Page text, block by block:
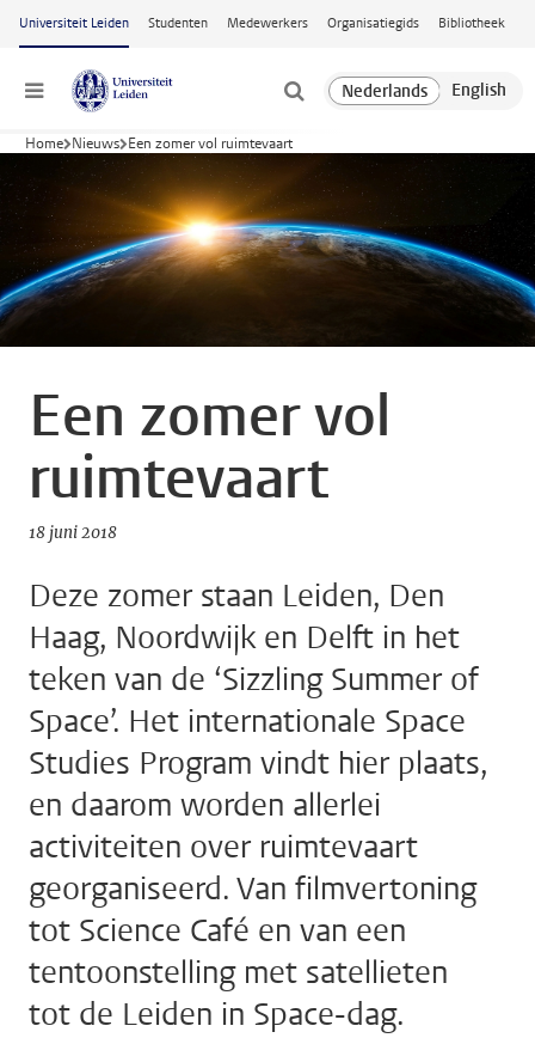
Ga naar hoofdinhoud
Universiteit Leiden Studenten Medewerkers Organisatiegids Bibliotheek
Menu
Home Nieuws Een zomer vol ruimtevaart
Een zomer vol
ruimtevaart
18 juni 2018
Deze zomer staan Leiden, Den
Haag, Noordwijk en Delft in het
teken van de ‘Sizzling Summer of
Space’. Het internationale Space
Studies Program vindt hier plaats,
en daarom worden allerlei
activiteiten over ruimtevaart
georganiseerd. Van filmvertoning
tot Science Café en van een
tentoonstelling met satellieten
tot de Leiden in Space-dag.